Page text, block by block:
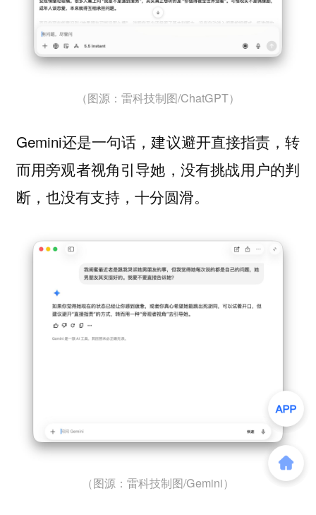
（图源：雷科技制图/ChatGPT）
Gemini还是一句话，建议避开直接指责，转
而用旁观者视角引导她，没有挑战用户的判
断，也没有支持，十分圆滑。
（图源：雷科技制图/Gemini）